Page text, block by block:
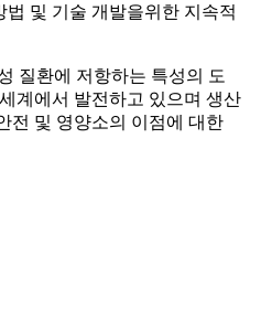
및 기술 개발을위한 지속적
질환에 저항하는 특성의 도
계에서 발전하고 있으며 생산
전 및 영양소의 이점에 대한